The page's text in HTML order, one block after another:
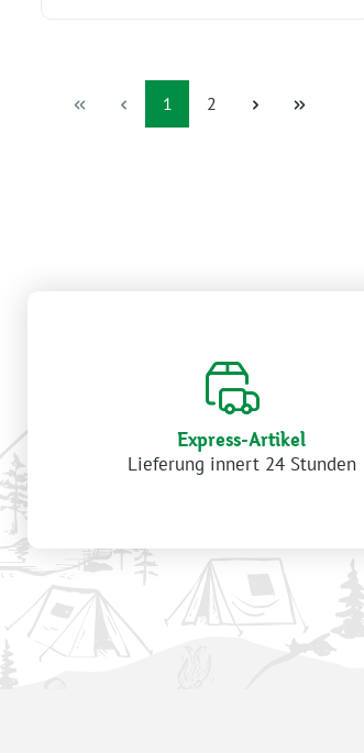
Seite
1 Seite
2
Express-Artikel
Lieferung innert 24 Stunden